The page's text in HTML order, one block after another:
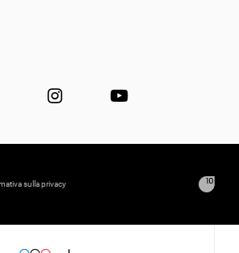
sulla privacy